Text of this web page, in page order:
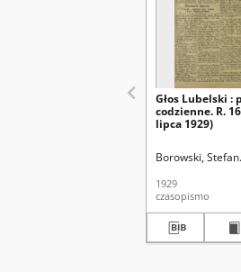
Głos Lubelski :
codzienne. R.
lipca 1929)
Borowski,
1929
czasopismo